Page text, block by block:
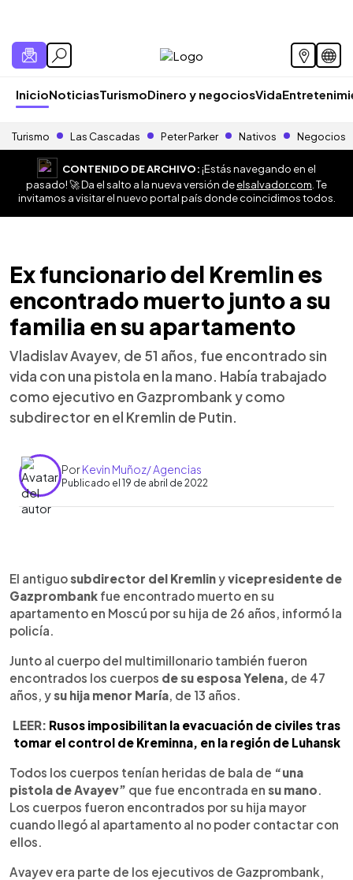
InicioNoticiasTurismoDinero y negociosVida
Turismo Las Cascadas Peter Parker Nativos Negocios
CONTENIDO DE ARCHIVO:¡Estás navegando en el
pasado! 🚀 Da el salto a la nueva versión deelsalvador.com . Te
invitamos a visitar el nuevo portal país donde coincidimos todos.
Ex funcionario del Kremlin es
encontrado muerto junto a su
familia en su apartamento
Vladislav Avayev, de 51 años, fue encontrado sin
vida con una pistola en la mano. Había trabajado
como ejecutivo en Gazprombank y como
subdirector en el Kremlin de Putin.
PorKevin Muñoz/ Agencias
Publicado el 19 de abril de 2022
Escuchar artículo
El antiguosubdirector del Kremlinyvicepresidente de
Gazprombank fue encontrado muerto en su
apartamento en Moscú por su hija de 26 años, informó la
policía.
Junto al cuerpo del multimillonario también fueron
encontrados los cuerpos de su esposa Yelena, de 47
años, ysu hija menor María, de 13 años.
LEER: Rusos imposibilitan la evacuación de civiles tras
tomar el control de Kreminna, en la región de Luhansk
Todos los cuerpos tenían heridas de bala de “una
pistola de Avayev” que fue encontrada en su mano.
Los cuerpos fueron encontrados por su hija mayor
cuando llegó al apartamento al no poder contactar con
ellos.
Avayev era parte de los ejecutivos de Gazprombank,